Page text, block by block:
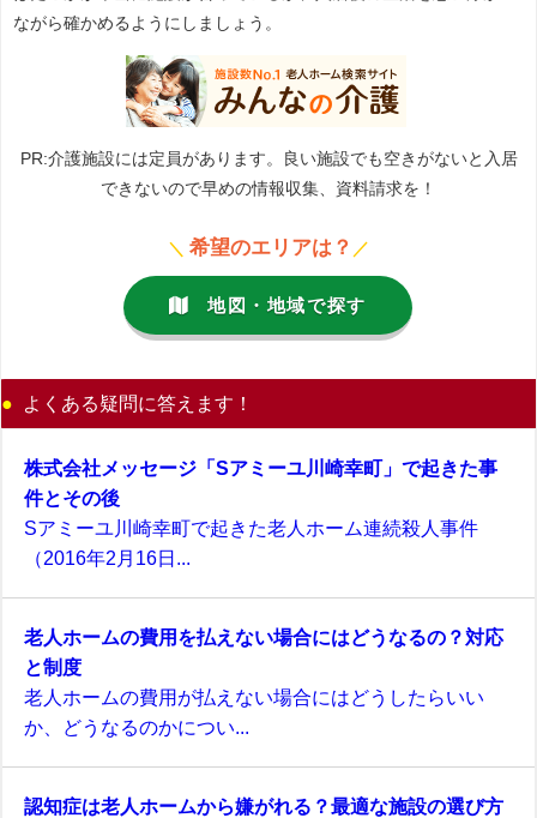
ながら確かめるようにしましょう。
PR:介護施設には定員があります。良い施設でも空きがないと入居
できないので早めの情報収集、資料請求を！
＼ 希望のエリアは？ ／
地図・地域で探す
よくある疑問に答えます！
株式会社メッセージ「Sアミーユ川崎幸町」で起きた事
件とその後
Sアミーユ川崎幸町で起きた老人ホーム連続殺人事件
（2016年2月16日...
老人ホームの費用を払えない場合にはどうなるの？対応
と制度
老人ホームの費用が払えない場合にはどうしたらいい
か、どうなるのかについ...
認知症は老人ホームから嫌がれる？最適な施設の選び方